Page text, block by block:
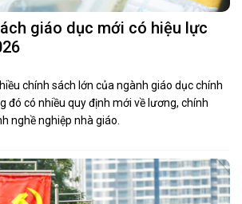
giáo dục mới có hiệu lực
chính sách lớn của ngành giáo dục chính
đó có nhiều quy định mới về lương, chính
nghề nghiệp nhà giáo.